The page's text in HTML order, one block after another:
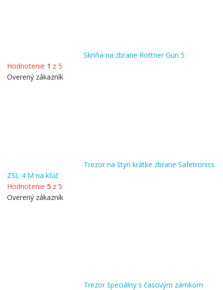
Skriňa na zbrane Rottner Gun 5
Hodnotenie 1 z 5
Overený zákazník
Trezor na štyri krátke zbrane Safetronics
ZSL 4 M na kľúč
Hodnotenie 5z 5
Overený zákazník
Trezor špeciálny s časovým zámkom